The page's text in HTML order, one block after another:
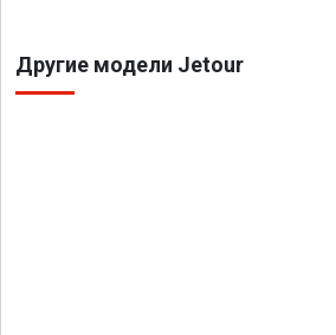
Другие модели Jetour